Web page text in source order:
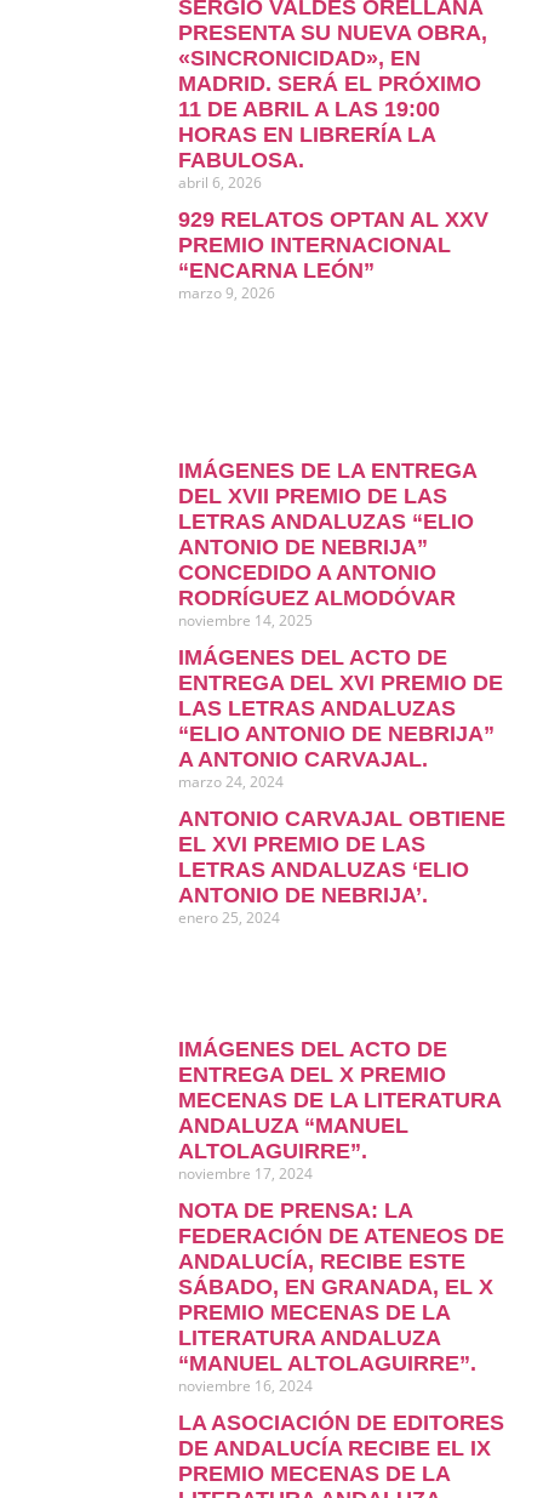
SERGIO VALDÉS ORELLANA
PRESENTA SU NUEVA OBRA,
«SINCRONICIDAD», EN
MADRID. SERÁ EL PRÓXIMO
11 DE ABRIL A LAS 19:00
HORAS EN LIBRERÍA LA
FABULOSA.
abril 6, 2026
929 RELATOS OPTAN AL XXV
PREMIO INTERNACIONAL
“ENCARNA LEÓN”
marzo 9, 2026
IMÁGENES DE LA ENTREGA
DEL XVII PREMIO DE LAS
LETRAS ANDALUZAS “ELIO
ANTONIO DE NEBRIJA”
CONCEDIDO A ANTONIO
RODRÍGUEZ ALMODÓVAR
noviembre 14, 2025
IMÁGENES DEL ACTO DE
ENTREGA DEL XVI PREMIO DE
LAS LETRAS ANDALUZAS
“ELIO ANTONIO DE NEBRIJA”
A ANTONIO CARVAJAL.
marzo 24, 2024
ANTONIO CARVAJAL OBTIENE
EL XVI PREMIO DE LAS
LETRAS ANDALUZAS ‘ELIO
ANTONIO DE NEBRIJA’.
enero 25, 2024
IMÁGENES DEL ACTO DE
ENTREGA DEL X PREMIO
MECENAS DE LA LITERATURA
ANDALUZA “MANUEL
ALTOLAGUIRRE”.
noviembre 17, 2024
NOTA DE PRENSA: LA
FEDERACIÓN DE ATENEOS DE
ANDALUCÍA, RECIBE ESTE
SÁBADO, EN GRANADA, EL X
PREMIO MECENAS DE LA
LITERATURA ANDALUZA
“MANUEL ALTOLAGUIRRE”.
noviembre 16, 2024
LA ASOCIACIÓN DE EDITORES
DE ANDALUCÍA RECIBE EL IX
PREMIO MECENAS DE LA